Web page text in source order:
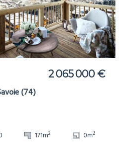
2 065 000 €
(74)
171m2 0m2